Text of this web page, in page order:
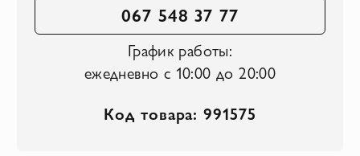
067 548 37 77
График работы:
ежедневно с 10:00 до 20:00
Код товара: 991575